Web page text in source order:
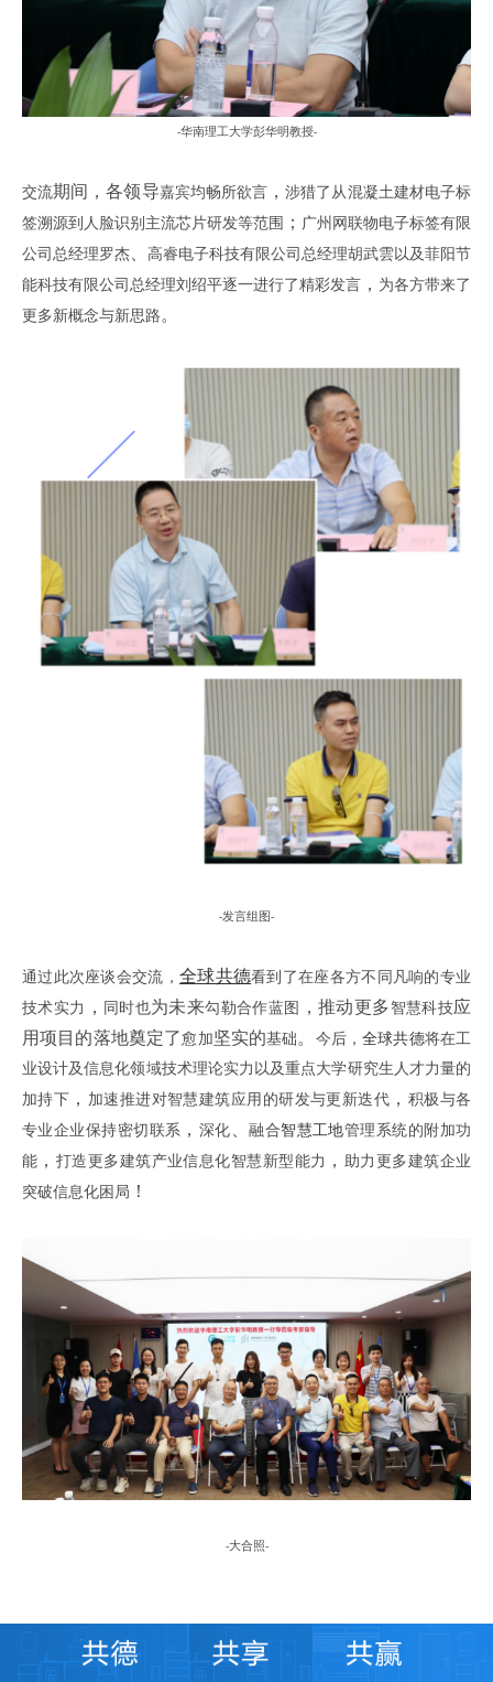
-华南理工大学彭华明教授-
交流期间，各领导嘉宾均畅所欲言 ，涉猎了从混凝土建材电子标
签溯源到人脸识别主流芯片研发等范围
； 广州网联物电子标签有限
公司总经理罗杰
高睿电子科技有限公司总经理胡武雲以及菲阳节
能科技有限公司总经理刘绍平逐一进行了精彩发言 ， 为各方带来了
更多新概念与新思路 。
-发言组图-
通过此次座谈会交流， 全球共德看到了在座各方不同凡响的专业
技术实力
， 同时也为未来勾勒合作蓝图 ，推动更多 智慧科技应
用项目的落地奠定了愈加坚实的基础 。 今后，全球共德将在工
业设计及信息化领域技术理论实力以及重点大学研究生人才力量的
加持下 ， 加速推进对智慧建筑应用的研发与更新迭代 ， 积极与各
专业企业保持密切联系 ， 深化 、融合智慧工地管理系统的附加功
能 ， 打造更多建筑产业信息化智慧新型能力 ， 助力更多建筑企业
突破信息化困局 ！
-大合照-